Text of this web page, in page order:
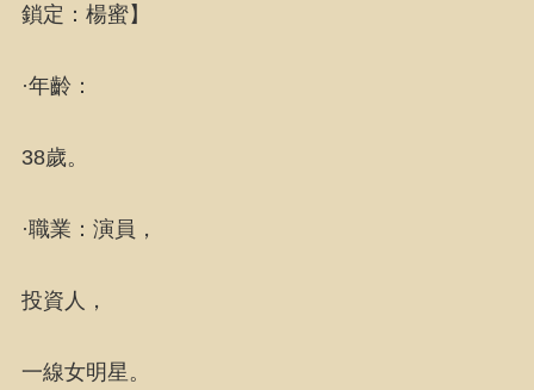
鎖定：楊蜜】
·年齡：
38歲。
·職業：演員，
投資人，
一線女明星。